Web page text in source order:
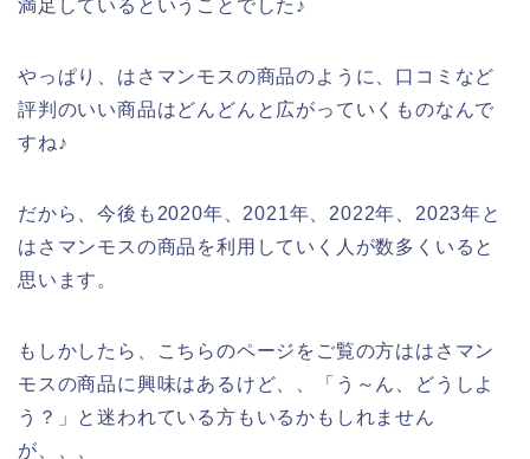
満足しているということでした♪
やっぱり、はさマンモスの商品のように、口コミなど
評判のいい商品はどんどんと広がっていくものなんで
すね♪
だから、今後も2020年、2021年、2022年、2023年と
はさマンモスの商品を利用していく人が数多くいると
思います。
もしかしたら、こちらのページをご覧の方ははさマン
モスの商品に興味はあるけど、、「う～ん、どうしよ
う？」と迷われている方もいるかもしれません
が、、、